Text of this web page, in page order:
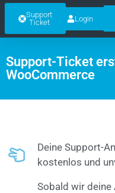
Support
Ticket
Login
Support-Ticket
WooCommerce
Deine Support-
kostenlos und
Sobald wir